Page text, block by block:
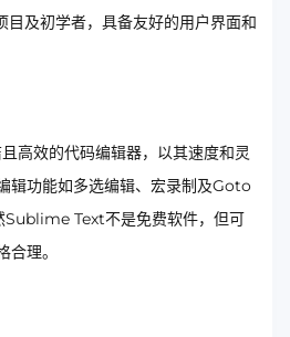
及初学者，具备友好的用户界面和
高效的代码编辑器，以其速度和灵
辑功能如多选编辑、宏录制及Goto
Text不是免费软件，但可
理。